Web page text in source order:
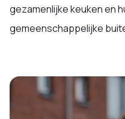
gezamenlijke keuken en
gemeenschappelijke